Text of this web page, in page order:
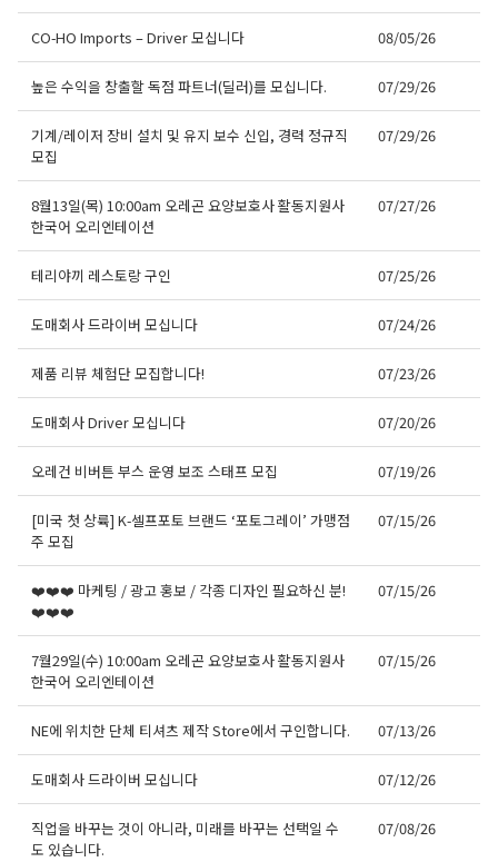
CO-HO Imports – Driver 모십니다 08/05/26
높은 수익을 창출할 독점 파트너(딜러)를 모십니다. 07/29/26
기계/레이저 장비 설치 및 유지 보수 신입, 경력 정규직
모집
07/29/26
8월13일(목) 10:00am 오레곤 요양보호사 활동지원사
한국어 오리엔테이션
07/27/26
테리야끼 레스토랑 구인 07/25/26
도매회사 드라이버 모십니다 07/24/26
제품 리뷰 체험단 모집합니다! 07/23/26
도매회사 Driver 모십니다 07/20/26
오레건 비버튼 부스 운영 보조 스태프 모집 07/19/26
[미국 첫 상륙] K-셀프포토 브랜드 ‘포토그레이’ 가맹점
주 모집
07/15/26
❤️❤️❤️ 마케팅 / 광고 홍보 / 각종 디자인 필요하신 분!
❤️❤️❤️
07/15/26
7월29일(수) 10:00am 오레곤 요양보호사 활동지원사
한국어 오리엔테이션
07/15/26
NE에 위치한 단체 티셔츠 제작 Store에서 구인합니다. 07/13/26
도매회사 드라이버 모십니다 07/12/26
직업을 바꾸는 것이 아니라, 미래를 바꾸는 선택일 수
도 있습니다.
07/08/26